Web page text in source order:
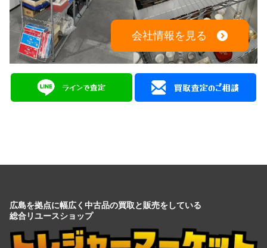
会社情報を見る
広島を拠点に幅広く中古品の買取と販売をしている
総合リユースショップ